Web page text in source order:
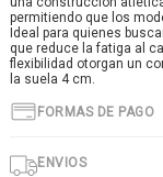
permitiendo que los
Ideal para quienes
que reduce la fatiga al
flexibilidad otorgan un
la suela 4 cm.
FORMAS DE PAGO
ENVIOS